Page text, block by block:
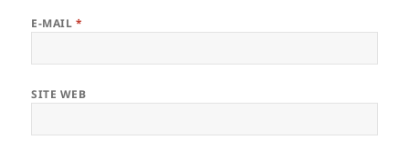
E-MAIL *
SITE WEB